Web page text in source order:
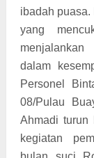
ibadah
yang
dalam
Personel
08/Pulau
Ahmadi turun
kegiatan